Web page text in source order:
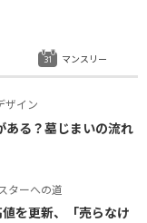
ザイン
ある？墓じまいの流れ
ターへの道
値を更新、「売らなけ
マンスリー